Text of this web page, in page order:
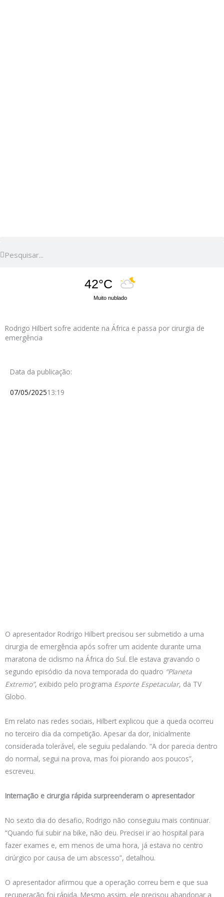
42°C
Muito nublado
Rodrigo Hilbert sofre acidente na África e passa por cirurgia de
emergência
Data da publicação:
07/05/202513:19
O apresentador Rodrigo Hilbert precisou ser submetido a uma
cirurgia de emergência após sofrer um acidente durante uma
maratona de ciclismo na África do Sul. Ele estava gravando o
segundo episódio da nova temporada do quadro “Planeta
Extremo”, exibido pelo programa Esporte Espetacular, da TV
Globo.
Em relato nas redes sociais, Hilbert explicou que a queda ocorreu
no terceiro dia da competição. Apesar da dor, inicialmente
considerada tolerável, ele seguiu pedalando. “A dor parecia dentro
do normal, segui na prova, mas foi piorando aos poucos”,
escreveu.
Internação e cirurgia rápida surpreenderam o apresentador
No sexto dia do desafio, Rodrigo não conseguiu mais continuar.
“Quando fui subir na bike, não deu. Precisei ir ao hospital para
fazer exames e, em menos de uma hora, já estava no centro
cirúrgico por causa de um abscesso”, detalhou.
O apresentador afirmou que a operação correu bem e que sua
recuperação foi rápida. Mesmo assim, ele precisou abandonar a